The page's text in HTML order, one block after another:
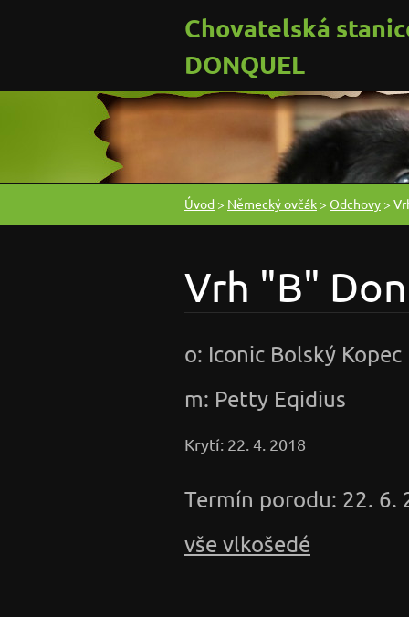
Chovatelská
DONQUEL
Úvod > Německý ovčák > Odchovy >
Vrh "B"
o: Iconic Bolský Kopec
m: Petty Eqidius
Krytí: 22. 4. 2018
Termín porodu: 22. 6.
vše vlkošedé